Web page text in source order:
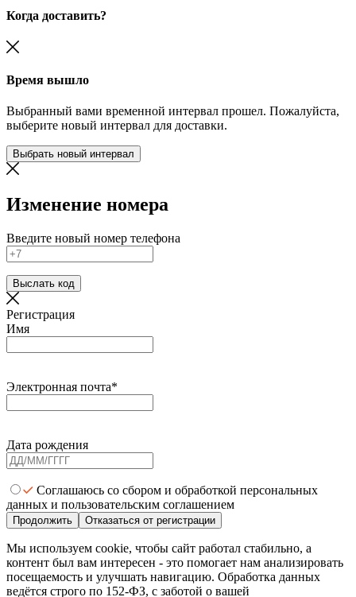
Когда доставить?
Время вышло
Выбранный вами временной интервал прошел. Пожалуйста,
выберите новый интервал для доставки.
Выбрать новый интервал
Изменение номера
Введите новый номер телефона
Выслать код
Регистрация
Имя
Электронная почта*
Дата рождения
Соглашаюсь со сбором и обработкой персональных
данных и пользовательским соглашением
Продолжить Отказаться от регистрации
Мы используем cookie, чтобы сайт работал стабильно, а
контент был вам интересен - это помогает нам анализировать
посещаемость и улучшать навигацию. Обработка данных
ведётся строго по 152-ФЗ, с заботой о вашей